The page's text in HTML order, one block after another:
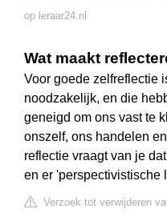
op leraar24.nl
Wat maakt
Voor goede zelfreflectie
noodzakelijk, en die
geneigd om ons vast te
onszelf, ons handelen
reflectie vraagt van je
en er 'perspectivistische
Verzoek tot verwijderen